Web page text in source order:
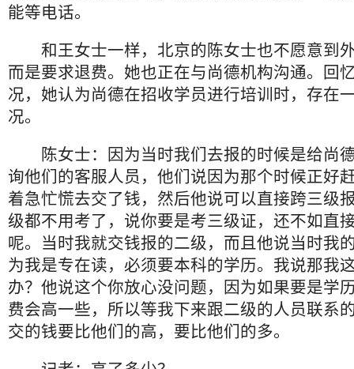
能等电话。
和王女士一样，北京的陈女士也不愿意到
而是要求退费。她也正在与尚德机构沟通。回
况，她认为尚德在招收学员进行培训时，存在
况。
陈女士：因为当时我们去报的时候是给尚
询他们的客服人员，他们说因为那个时候正好
着急忙慌去交了钱，然后他说可以直接跨三级
级都不用考了，说你要是考三级证，还不如直
呢。当时我就交钱报的二级，而且他说当时我
为我是专在读，必须要本科的学历。我说那我
办？他说这个你放心没问题，因为如果要是学
费会高一些，所以等我下来跟二级的人员联系
交的钱要比他们的高，要比他们的多。